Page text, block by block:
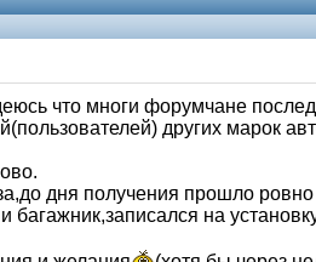
что многи форумчане
других марок
дня получения прошло
на